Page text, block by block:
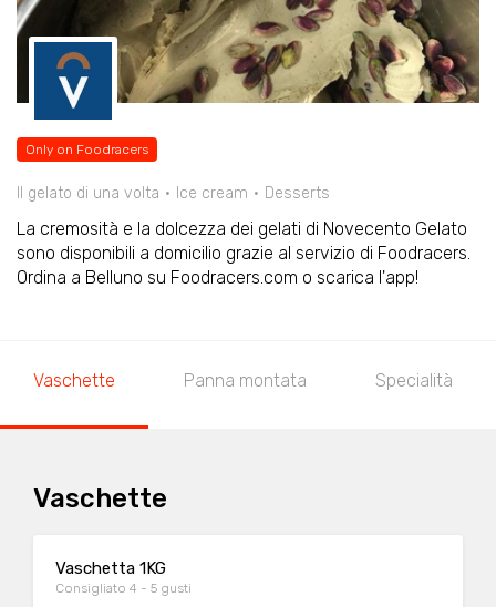
Only on Foodracers
Il gelato di una volta Ice cream Desserts
La cremosità e la dolcezza dei gelati di Novecento Gelato
sono disponibili a domicilio grazie al servizio di Foodracers.
Ordina a Belluno su Foodracers.com o scarica l'app!
Vaschette Panna montata Specialità
Vaschette
Vaschetta 1KG
Consigliato 4 - 5 gusti